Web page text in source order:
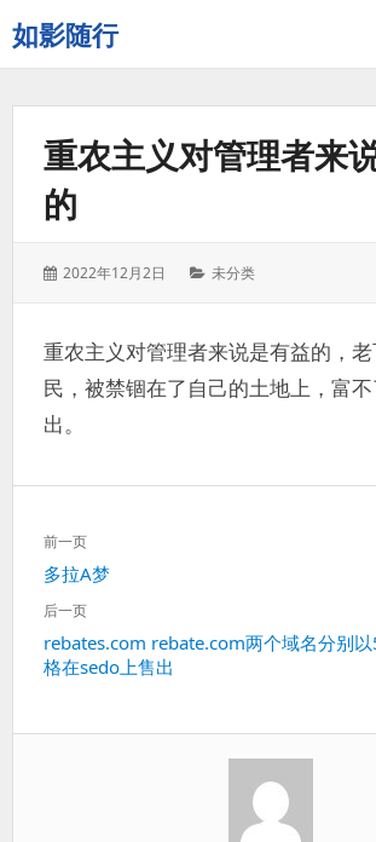
如影随行
如
果
的，
的。
重农主义对管理者来
的
发
2022年12月2日
分
未分类
重农主义对管理者来说是有益的，
民，被禁锢在了自己的土地上，富
出。
文
章
导
航
前一页
上
一
多拉A梦
后一页
下
一
rebates.com rebate.com两个域名分别
格在sedo上售出